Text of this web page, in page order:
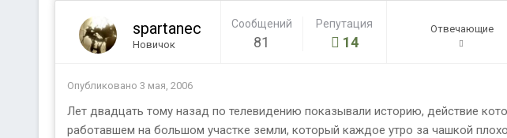
spartanec
Новичок
Сообщений
81
Репутация
14
Отвечающие
Опубликовано 3 мая, 2006
Лет двадцать тому назад по телевидению показывали историю, действие
работавшем на большом участке земли, который каждое утро за чашкой